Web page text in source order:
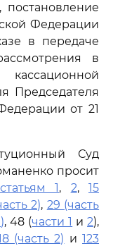
Федерации
в передаче
в
Председателя
от 21
Суд
просит
статьям 1, 2,15
2), 29 (часть
, 48 (части 1 и2),
(часть 2) и123